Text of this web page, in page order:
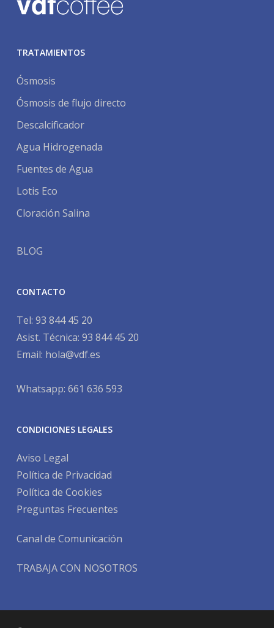
TRATAMIENTOS
Ósmosis
Ósmosis de flujo directo
Descalcificador
Agua Hidrogenada
Fuentes de Agua
Lotis Eco
Cloración Salina
BLOG
CONTACTO
Tel: 93 844 45 20
Asist. Técnica: 93 844 45 20
Email: hola@vdf.es
Whatsapp: 661 636 593
CONDICIONES LEGALES
Aviso Legal
Política de Privacidad
Política de Cookies
Preguntas Frecuentes
Canal de Comunicación
TRABAJA CON NOSOTROS